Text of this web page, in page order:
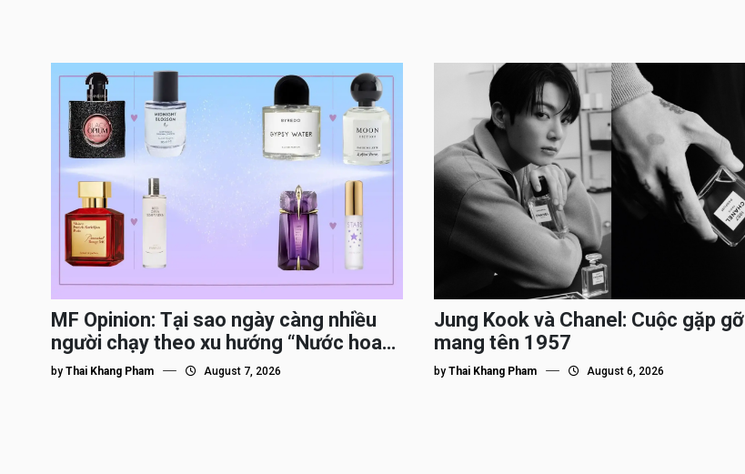
MF Opinion: Tại sao ngày càng nhiều
người chạy theo xu hướng “Nước hoa
Dupe”?
by Thai Khang Pham August 7, 2026
Jung Kook và Chanel: Cuộc gặp gỡ
mang tên 1957
by Thai Khang Pham August 6, 2026